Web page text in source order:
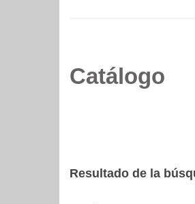
Catálogo
Resultado de la